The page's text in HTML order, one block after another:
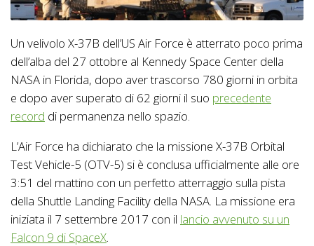
Un velivolo X-37B dell’US Air Force è atterrato poco prima
dell’alba del 27 ottobre al Kennedy Space Center della
NASA in Florida, dopo aver trascorso 780 giorni in orbita
e dopo aver superato di 62 giorni il suo precedente
record di permanenza nello spazio.
L’Air Force ha dichiarato che la missione X-37B Orbital
Test Vehicle-5 (OTV-5) si è conclusa ufficialmente alle ore
3:51 del mattino con un perfetto atterraggio sulla pista
della Shuttle Landing Facility della NASA. La missione era
iniziata il 7 settembre 2017 con il lancio avvenuto su un
Falcon 9 di SpaceX.